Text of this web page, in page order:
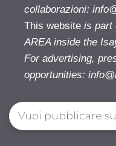
collaborazioni:
This website is part
AREA inside the
For advertising,
opportunities:
Vuoi pubblicare